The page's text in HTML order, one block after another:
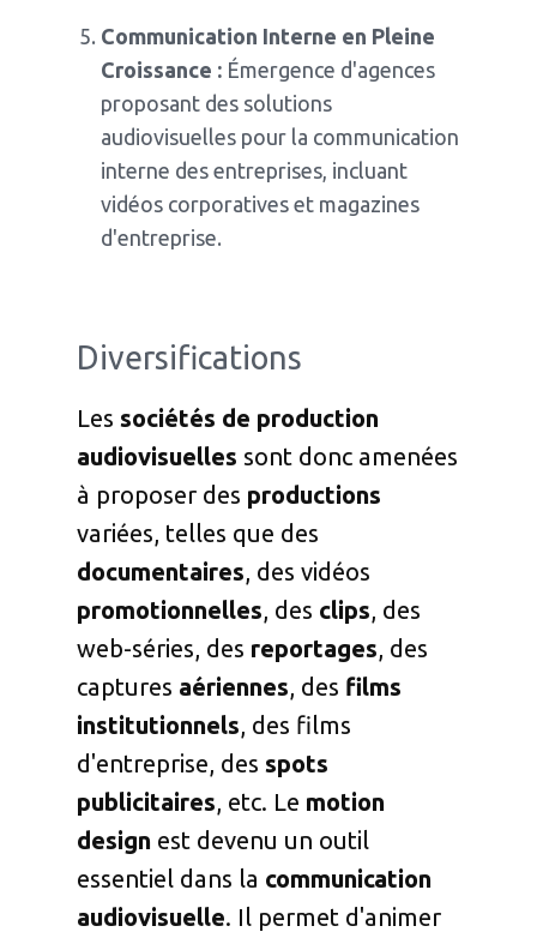
Communication Interne en Pleine
Croissance : Émergence d'agences
proposant des solutions
audiovisuelles pour la communication
interne des entreprises, incluant
vidéos corporatives et magazines
d'entreprise.
Diversifications
Les sociétés de production
audiovisuelles sont donc amenées
à proposer des productions
variées, telles que des
documentaires, des vidéos
promotionnelles, des clips, des
web-séries, des reportages, des
captures aériennes, des films
institutionnels, des films
d'entreprise, des spots
publicitaires, etc. Le motion
design est devenu un outil
essentiel dans la communication
audiovisuelle. Il permet d'animer